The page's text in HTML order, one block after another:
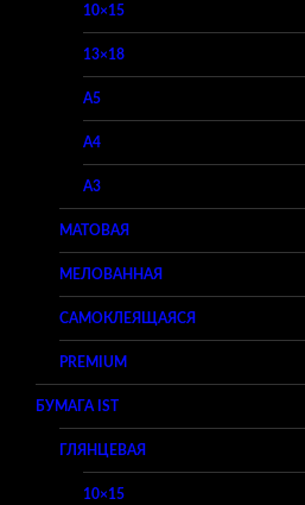
10×15
13×18
A5
A4
A3
МАТОВАЯ
МЕЛОВАННАЯ
САМОКЛЕЯЩАЯСЯ
PREMIUM
БУМАГА IST
ГЛЯНЦЕВАЯ
10×15